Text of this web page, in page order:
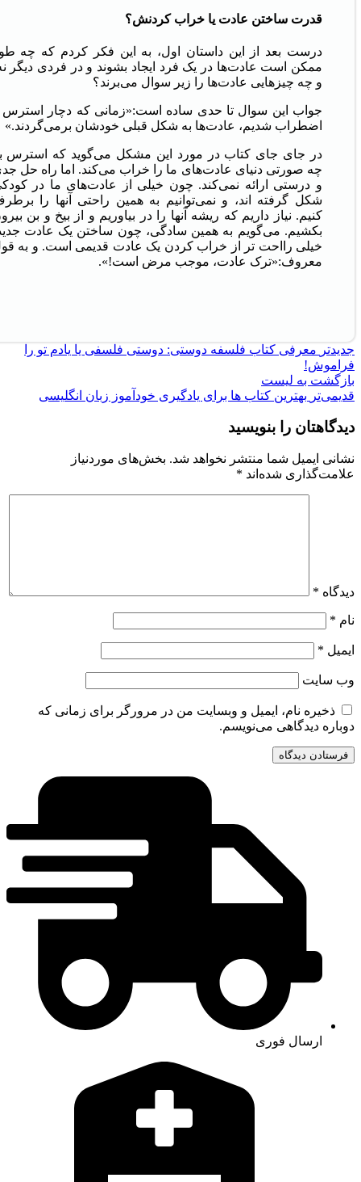
قدرت ساختن عادت یا خراب کردنش؟
درست بعد از این داستان اول، به این فکر کردم که چه
ممکن است عادت‌ها در یک فرد ایجاد بشوند و در فردی دیگر
و چه چیزهایی عادت‌ها را زیر سوال می‌برند؟
جواب این سوال تا حدی ساده است:«زمانی که دچار استرس
اضطراب شدیم، عادت‌ها به شکل قبلی خودشان برمی‌گردند.»
در جای جای کتاب در مورد این مشکل می‌گوید که استرس
چه صورتی دنیای عادت‌های ما را خراب می‌کند. اما راه حل
و درستی ارائه نمی‌کند. چون خیلی از عادت‌های ما در
شکل گرفته اند، و نمی‌توانیم به همین راحتی آنها را
کنیم. نیاز داریم که ریشه آنها را در بیاوریم و از بیخ و بن
بکشیم. می‌گویم به همین سادگی، چون ساختن یک عادت
خیلی رااحت تر از خراب کردن یک عادت قدیمی است. و به
معروف:«ترک عادت، موجب مرض است!».
جدیدتر معرفی کتاب فلسفه دوستی: دوستی فلسفی یا یادم تو را
فراموش!
بازگشت به لیست
قدیمی‌تر بهترین کتاب ها برای یادگیری خودآموز زبان انگلیسی
دیدگاهتان را بنویسید
نشانی ایمیل شما منتشر نخواهد شد. بخش‌های موردنیاز
علامت‌گذاری شده‌اند *
دیدگاه *
نام *
ایمیل *
وب‌ سایت
ذخیره نام، ایمیل و وبسایت من در مرورگر برای زمانی که
دوباره دیدگاهی می‌نویسم.
ارسال فوری